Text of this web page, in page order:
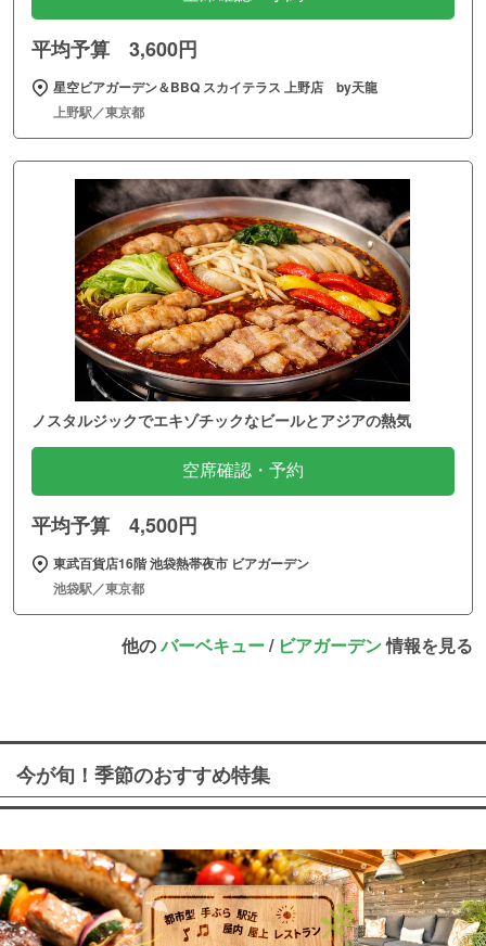
平均予算 3,600円
星空ビアガーデン＆BBQ スカイテラス 上野店 by天龍
上野駅／東京都
ノスタルジックでエキゾチックなビールとアジアの熱気
空席確認・予約
平均予算 4,500円
東武百貨店16階 池袋熱帯夜市 ビアガーデン
池袋駅／東京都
他のバーベキュー/ ビアガーデン情報を見る
今が旬！季節のおすすめ特集